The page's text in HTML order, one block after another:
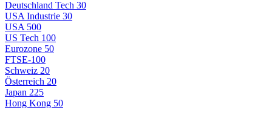
Deutschland Tech 30
USA Industrie 30
USA 500
US Tech 100
Eurozone 50
FTSE-100
Schweiz 20
Österreich 20
Japan 225
Hong Kong 50